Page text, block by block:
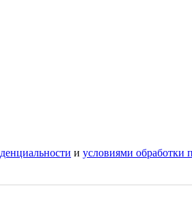
и условиями обработки